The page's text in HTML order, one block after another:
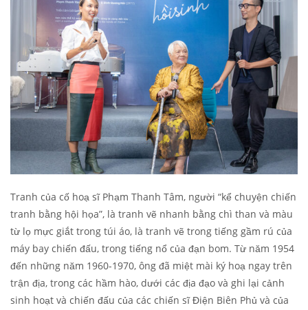
Tranh của cố hoạ sĩ Phạm Thanh Tâm, người “kể chuyện chiến
tranh bằng hội họa”, là tranh vẽ nhanh bằng chì than và màu
từ lọ mực giắt trong túi áo, là tranh vẽ trong tiếng gầm rú của
máy bay chiến đấu, trong tiếng nổ của đạn bom. Từ năm 1954
đến những năm 1960-1970, ông đã miệt mài ký hoạ ngay trên
trận địa, trong các hầm hào, dưới các địa đạo và ghi lại cảnh
sinh hoạt và chiến đấu của các chiến sĩ Điện Biên Phủ và của